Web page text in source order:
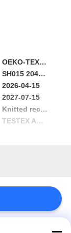
OEKO-TEX STANDARD 100
SH015 204882
2026-04-15
2027-07-15
Knitted recycled polyester and recycled polyamide fabrics, including blends with spandex; Product Class I, Annex 6
TESTEX AG, Swiss Textile Testing Institute